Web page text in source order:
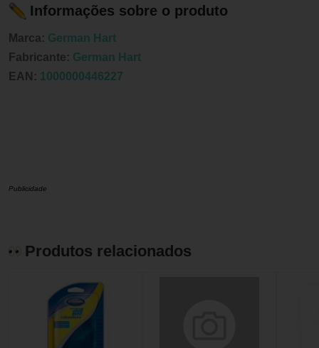
Informações sobre o produto
Marca: German Hart
Fabricante: German Hart
EAN: 1000000446227
Publicidade
Produtos relacionados